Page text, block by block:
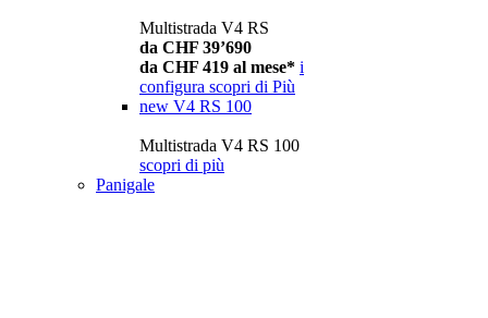
Multistrada V4 RS
da CHF 39’690
da CHF 419 al mese* i
configura scopri di Più
new V4 RS 100
Multistrada V4 RS 100
scopri di più
Panigale